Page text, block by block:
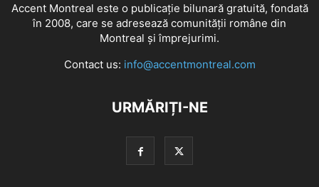
Accent Montreal este o publicație bilunară gratuită, fondată
în 2008, care se adresează comunităţii române din
Montreal şi împrejurimi.
Contact us: info@accentmontreal.com
URMĂRIȚI-NE